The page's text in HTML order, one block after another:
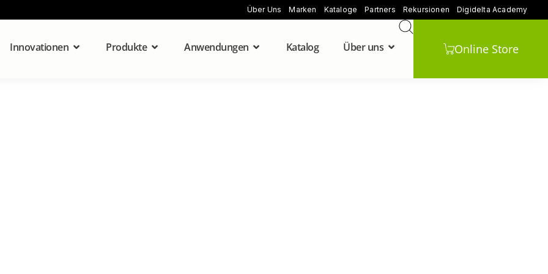
Über Uns Marken Kataloge Partners Rekursionen Digidelta Academy
Innovationen Produkte Anwendungen Katalog Über uns Online Store